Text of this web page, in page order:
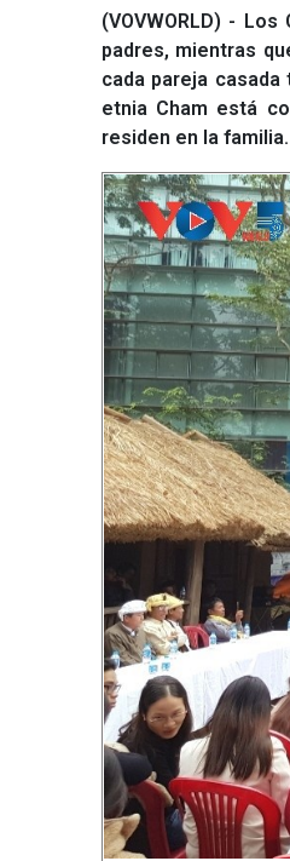
(VOVWORLD) -
padres, mientras
cada pareja
etnia Cham está
residen en la familia.